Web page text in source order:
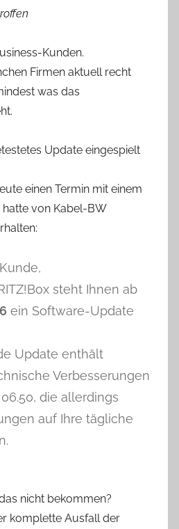
Kunden.
Firmen aktuell recht
was das
Update eingespielt
einen Termin mit einem
von Kabel-BW
steht Ihnen ab
ein Software-Update
Update enthält
Verbesserungen
die allerdings
auf Ihre tägliche
nicht bekommen?
komplette Ausfall der